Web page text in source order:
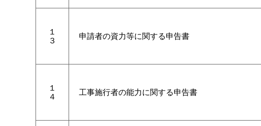
１
３
申請者の資力等に関する申告書
１
４
工事施行者の能力に関する申告書